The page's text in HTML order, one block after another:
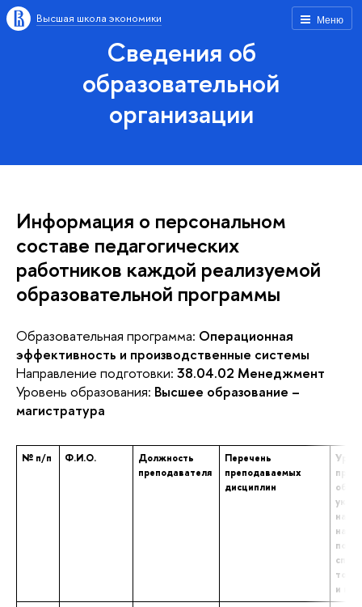
Меню
Высшая школа экономики
Сведения об
образовательной
организации
Информация о персональном
составе педагогических
работников каждой реализуемой
образовательной программы
Образовательная программа: Операционная
эффективность и производственные системы
Направление подготовки: 38.04.02 Менеджмент
Уровень образования: Высшее образование –
магистратура
№ п/п Ф.И.О.
Должность
преподавателя
Перечень
преподаваемых
дисциплин
том
и